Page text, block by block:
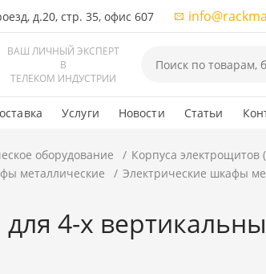
д.20, стр. 35, офис 607
ВАШ ЛИЧНЫЙ ЭКСПЕРТ
В
ТЕЛЕКОМ ИНДУСТРИИ
Услуги Новости Статьи
оборудование Корпуса
металлические Электрические шкафы
4-х